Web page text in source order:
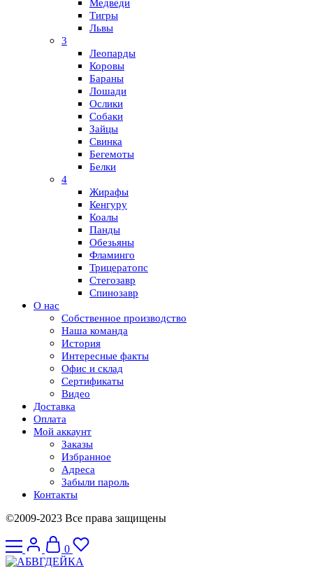
Медведи
Тигры
Львы
3
Леопарды
Коровы
Бараны
Лошади
Ослики
Собаки
Зайцы
Свинка
Бегемоты
Белки
4
Жирафы
Кенгуру
Коалы
Панды
Обезьяны
Фламинго
Трицератопс
Стегозавр
Спинозавр
О нас
Собственное производство
Наша команда
История
Интересные факты
Офис и склад
Сертификаты
Видео
Доставка
Оплата
Мой аккаунт
Заказы
Избранное
Адреса
Забыли пароль
Контакты
©2009-2023 Все права защищены
0